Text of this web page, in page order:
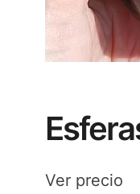
Ver precio